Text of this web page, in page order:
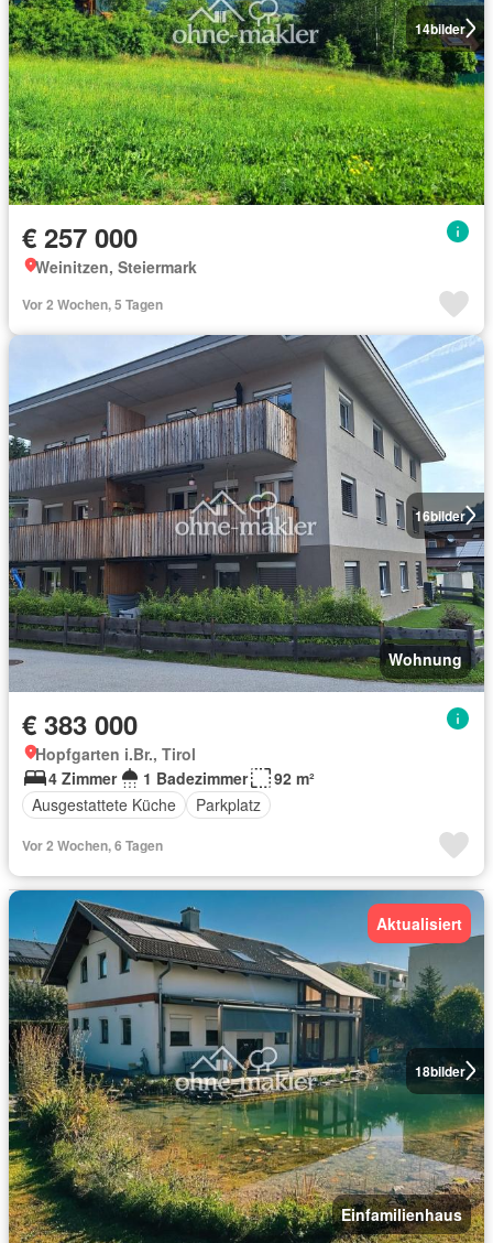
14bilder
€ 257 000
Weinitzen, Steiermark
Vor 2 Wochen, 5 Tagen
16bilder
Wohnung
€ 383 000
Hopfgarten i.Br., Tirol
4 Zimmer
1 Badezimmer
92 m²
Ausgestattete Küche
Parkplatz
Vor 2 Wochen, 6 Tagen
18bilder
Aktualisiert
Einfamilienhaus